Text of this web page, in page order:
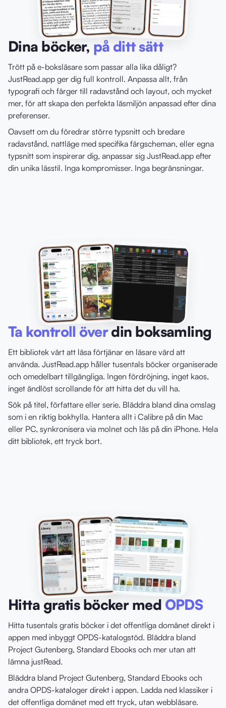
Dina böcker, på ditt sätt
Trött på e-boksläsare som passar alla lika dåligt?
JustRead.app ger dig full kontroll. Anpassa allt, från
typografi och färger till radavstånd och layout, och mycket
mer, för att skapa den perfekta läsmiljön anpassad efter dina
preferenser.
Oavsett om du föredrar större typsnitt och bredare
radavstånd, nattläge med specifika färgscheman, eller egna
typsnitt som inspirerar dig, anpassar sig JustRead.app efter
din unika lässtil. Inga kompromisser. Inga begränsningar.
Ta kontroll överdin boksamling
Ett bibliotek värt att läsa förtjänar en läsare värd att
använda. JustRead.app håller tusentals böcker organiserade
och omedelbart tillgängliga. Ingen fördröjning, inget kaos,
inget ändlöst scrollande för att hitta det du vill ha.
Sök på titel, författare eller serie. Bläddra bland dina omslag
som i en riktig bokhylla. Hantera allt i Calibre på din Mac
eller PC, synkronisera via molnet och läs på din iPhone. Hela
ditt bibliotek, ett tryck bort.
Hitta gratis böcker med OPDS
Hitta tusentals gratis böcker i det offentliga domänet direkt i
appen med inbyggt OPDS-katalogstöd. Bläddra bland
Project Gutenberg, Standard Ebooks och mer utan att
lämna justRead.
Bläddra bland Project Gutenberg, Standard Ebooks och
andra OPDS-kataloger direkt i appen. Ladda ned klassiker i
det offentliga domänet med ett tryck, utan webbläsare.